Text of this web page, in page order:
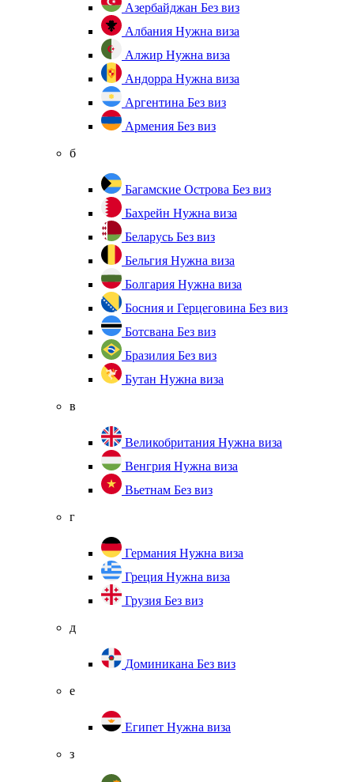
Азербайджан Без виз
Албания Нужна виза
Алжир Нужна виза
Андорра Нужна виза
Аргентина Без виз
Армения Без виз
б
Багамские Острова Без виз
Бахрейн Нужна виза
Беларусь Без виз
Бельгия Нужна виза
Болгария Нужна виза
Босния и Герцеговина Без виз
Ботсвана Без виз
Бразилия Без виз
Бутан Нужна виза
в
Великобритания Нужна виза
Венгрия Нужна виза
Вьетнам Без виз
г
Германия Нужна виза
Греция Нужна виза
Грузия Без виз
д
Доминикана Без виз
е
Египет Нужна виза
з